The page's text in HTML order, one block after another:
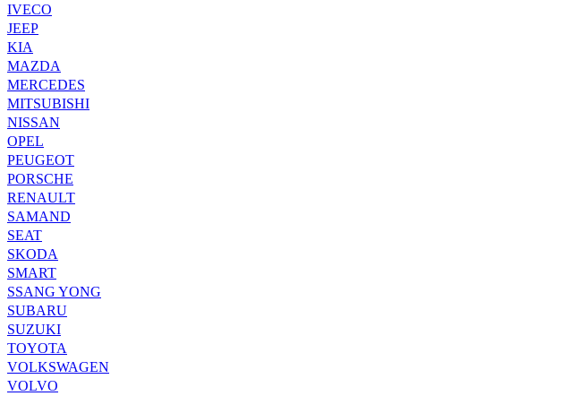
IVECO
JEEP
KIA
MAZDA
MERCEDES
MITSUBISHI
NISSAN
OPEL
PEUGEOT
PORSCHE
RENAULT
SAMAND
SEAT
SKODA
SMART
SSANG YONG
SUBARU
SUZUKI
TOYOTA
VOLKSWAGEN
VOLVO